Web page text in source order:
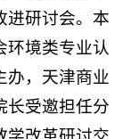
进研讨会。本
环境类专业认
办，天津商业
长受邀担任分